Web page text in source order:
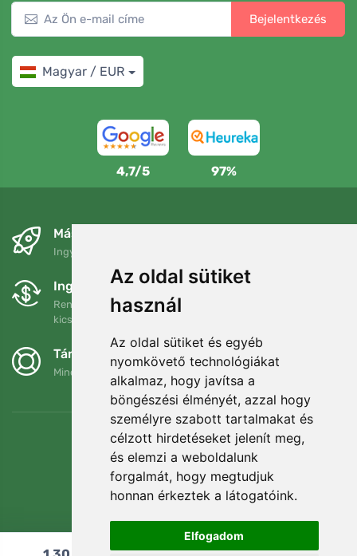
Az oldal sütiket
használ
Az oldal sütiket és egyéb
nyomkövető technológiákat
alkalmaz, hogy javítsa a
böngészési élményét, azzal hogy
személyre szabott tartalmakat és
célzott hirdetéseket jelenít meg,
és elemzi a weboldalunk
forgalmát, hogy megtudjuk
honnan érkeztek a látogatóink.
Elfogadom
Bejelentkezés
Magyar / EUR
4,7/5 97%
Másnapra és ingyenesen
Ingyenes szállítás a következő összeg felett: 80 EUR
Ingyenes csere és visszaküldés
Rendelését 90 napon belül bármikor visszaküldheti vagy
kicserélheti.
Támogatjuk a Trees.org-ot
Minden megrendelésért ültetünk egy fát! Bővebben